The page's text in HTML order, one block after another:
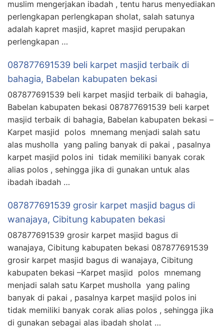
muslim mengerjakan ibadah , tentu harus menyediakan
perlengkapan perlengkapan sholat, salah satunya
adalah kapret masjid, kapret masjid perupakan
perlengkapan …
087877691539 beli karpet masjid terbaik di
bahagia, Babelan kabupaten bekasi
087877691539 beli karpet masjid terbaik di bahagia,
Babelan kabupaten bekasi 087877691539 beli karpet
masjid terbaik di bahagia, Babelan kabupaten bekasi –
Karpet masjid polos mnemang menjadi salah satu
alas musholla yang paling banyak di pakai , pasalnya
karpet masjid polos ini tidak memiliki banyak corak
alias polos , sehingga jika di gunakan untuk alas
ibadah ibadah …
087877691539 grosir karpet masjid bagus di
wanajaya, Cibitung kabupaten bekasi
087877691539 grosir karpet masjid bagus di
wanajaya, Cibitung kabupaten bekasi 087877691539
grosir karpet masjid bagus di wanajaya, Cibitung
kabupaten bekasi –Karpet masjid polos mnemang
menjadi salah satu Karpet musholla yang paling
banyak di pakai , pasalnya karpet masjid polos ini
tidak memiliki banyak corak alias polos , sehingga jika
di gunakan sebagai alas ibadah sholat …